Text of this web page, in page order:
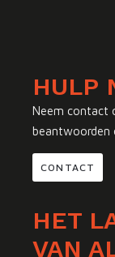
HULP
Neem contact
beantwoorden
CONTACT
HET
VAN